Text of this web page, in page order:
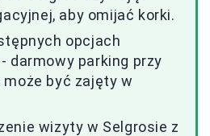
aby omijać korki.
opcjach
darmowy parking przy
być zajęty w
wizyty w Selgrosie z